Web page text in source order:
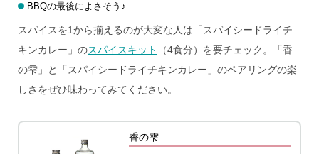
BBQの最後によさそう♪
スパイスを1から揃えるのが大変な人は「スパイシードライチ
キンカレー」のスパイスキット
（4食分）を要チェック。「香
の雫」と「スパイシードライチキンカレー」のペアリングの楽
しさをぜひ味わってみてください。
香の雫